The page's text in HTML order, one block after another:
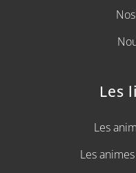
Les
Les
Les